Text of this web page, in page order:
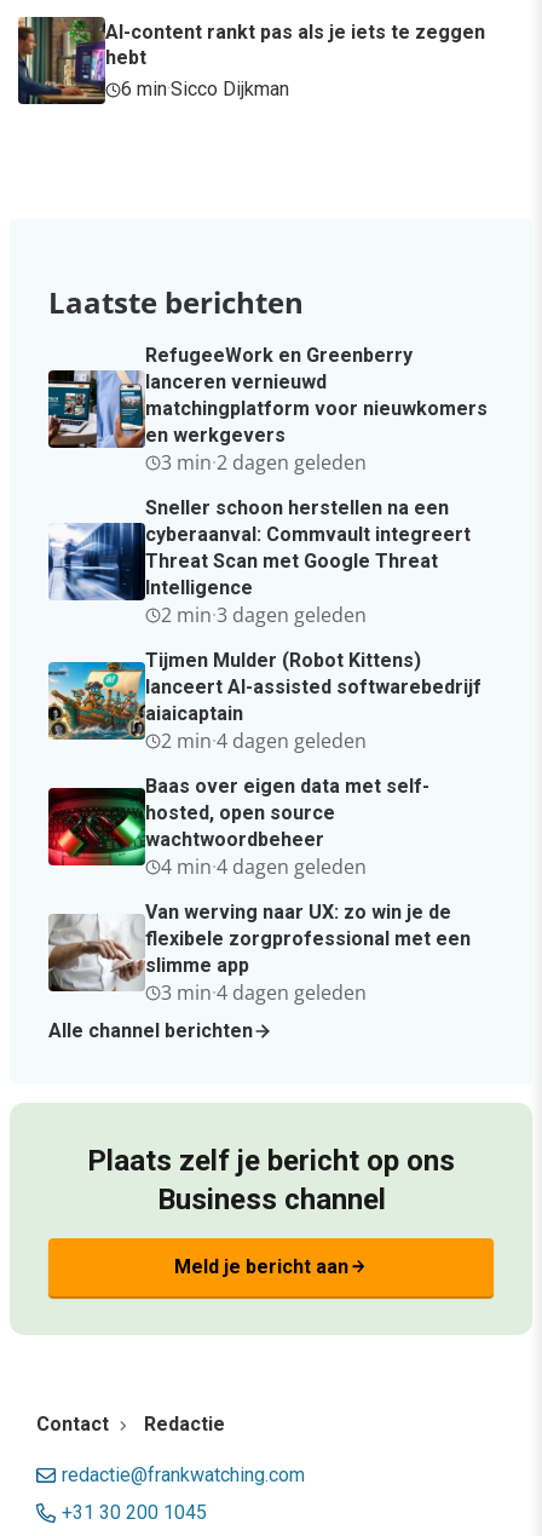
AI-content rankt pas als je iets te zeggen
hebt
6 min·Sicco Dijkman
Laatste berichten
RefugeeWork en Greenberry
lanceren vernieuwd
matchingplatform voor nieuwkomers
en werkgevers
3 min·2 dagen geleden
Sneller schoon herstellen na een
cyberaanval: Commvault integreert
Threat Scan met Google Threat
Intelligence
2 min·3 dagen geleden
Tijmen Mulder (Robot Kittens)
lanceert AI-assisted softwarebedrijf
aiaicaptain
2 min·4 dagen geleden
Baas over eigen data met self-
hosted, open source
wachtwoordbeheer
4 min·4 dagen geleden
Van werving naar UX: zo win je de
flexibele zorgprofessional met een
slimme app
3 min·4 dagen geleden
Alle channel berichten
Plaats zelf je bericht op ons
Business channel
Meld je bericht aanarrow_forward
Contact Redactie
redactie@frankwatching.com
+31 30 200 1045